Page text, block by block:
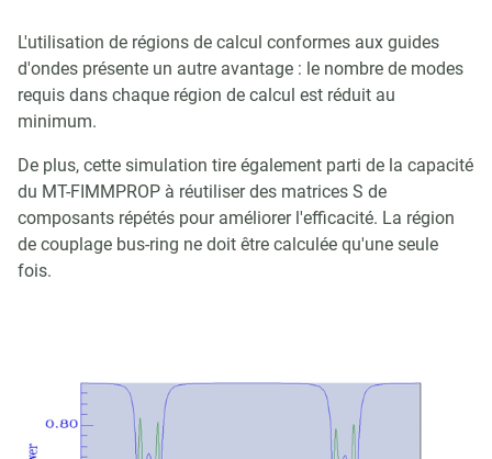
L'utilisation de régions de calcul conformes aux guides
d'ondes présente un autre avantage : le nombre de modes
requis dans chaque région de calcul est réduit au
minimum.
De plus, cette simulation tire également parti de la capacité
du MT-FIMMPROP à réutiliser des matrices S de
composants répétés pour améliorer l'efficacité. La région
de couplage bus-ring ne doit être calculée qu'une seule
fois.